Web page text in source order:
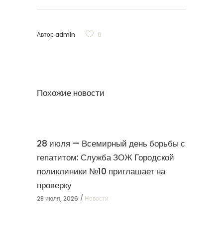
Авторadmin 0
Похожие новости
28 июля — Всемирный день борьбы с
гепатитом: Служба ЗОЖ Городской
поликлиники №10 приглашает на
проверку
28 июля, 2026 Новости